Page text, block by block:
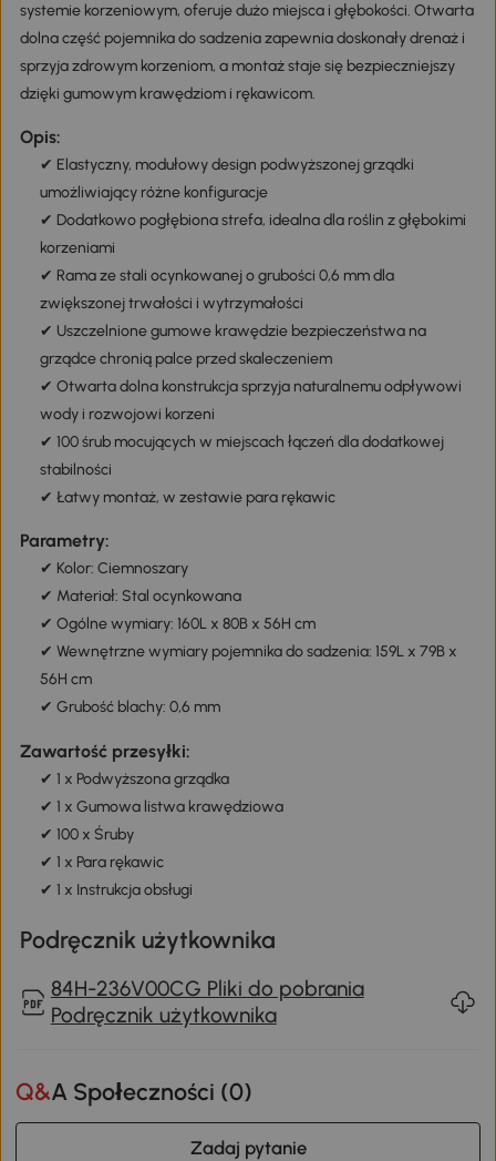
systemie korzeniowym, oferuje dużo miejsca i głębokości. Otwarta
dolna część pojemnika do sadzenia zapewnia doskonały drenaż i
sprzyja zdrowym korzeniom, a montaż staje się bezpieczniejszy
dzięki gumowym krawędziom i rękawicom.
Opis:
✔ Elastyczny, modułowy design podwyższonej grządki
umożliwiający różne konfiguracje
✔ Dodatkowo pogłębiona strefa, idealna dla roślin z głębokimi
korzeniami
✔ Rama ze stali ocynkowanej o grubości 0,6 mm dla
zwiększonej trwałości i wytrzymałości
✔ Uszczelnione gumowe krawędzie bezpieczeństwa na
grządce chronią palce przed skaleczeniem
✔ Otwarta dolna konstrukcja sprzyja naturalnemu odpływowi
wody i rozwojowi korzeni
✔ 100 śrub mocujących w miejscach łączeń dla dodatkowej
stabilności
✔ Łatwy montaż, w zestawie para rękawic
Parametry:
✔ Kolor: Ciemnoszary
✔ Materiał: Stal ocynkowana
✔ Ogólne wymiary: 160L x 80B x 56H cm
✔ Wewnętrzne wymiary pojemnika do sadzenia: 159L x 79B x
56H cm
✔ Grubość blachy: 0,6 mm
Zawartość przesyłki:
✔ 1 x Podwyższona grządka
✔ 1 x Gumowa listwa krawędziowa
✔ 100 x Śruby
✔ 1 x Para rękawic
✔ 1 x Instrukcja obsługi
Podręcznik użytkownika
84H-236V00CG Pliki do pobrania
Podręcznik użytkownika
Q&A Społeczności (0)
Zadaj pytanie